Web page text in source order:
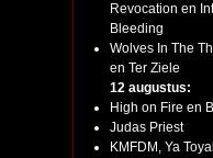
Revocation en
Bleeding
Wolves In The
en Ter Ziele
12 augustus:
High on Fire en
Judas Priest
KMFDM, Ya